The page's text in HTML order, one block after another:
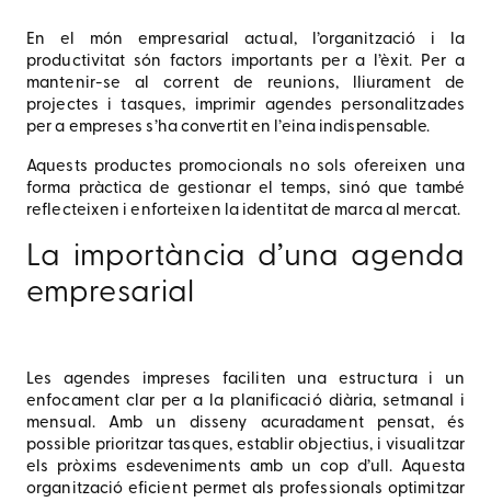
En el món empresarial actual, l’organització i la
productivitat són factors importants per a l’èxit. Per a
mantenir-se al corrent de reunions, lliurament de
projectes i tasques, imprimir agendes personalitzades
per a empreses s’ha convertit en l’eina indispensable.
Aquests productes promocionals no sols ofereixen una
forma pràctica de gestionar el temps, sinó que també
reflecteixen i enforteixen la identitat de marca al mercat.
La importància d’una agenda
empresarial
Les agendes impreses faciliten una estructura i un
enfocament clar per a la planificació diària, setmanal i
mensual. Amb un disseny acuradament pensat, és
possible prioritzar tasques, establir objectius, i visualitzar
els pròxims esdeveniments amb un cop d’ull. Aquesta
organització eficient permet als professionals optimitzar